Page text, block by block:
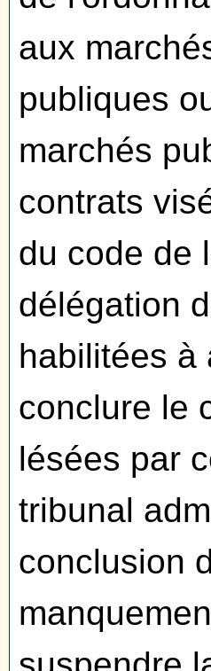
aux
publiques
marchés
contrats
du code de
délégation
habilitées à
conclure le
lésées par
tribunal
conclusion